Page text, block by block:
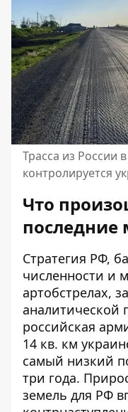
Трасса из России
контролируется
Что
последние
Стратегия РФ,
численности и
артобстрелах,
аналитической
российская
14 кв. км
самый низкий
три года.
земель для РФ